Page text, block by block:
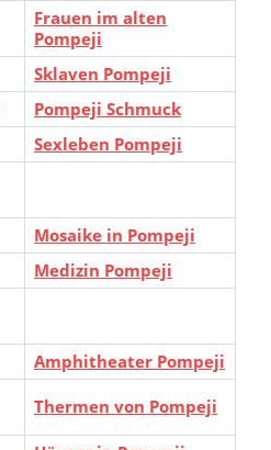
Frauen im alten
Pompeji
Sklaven Pompeji
Pompeji Schmuck
Sexleben Pompeji
Mosaike in Pompeji
Medizin Pompeji
Amphitheater Pompeji
Thermen von Pompeji